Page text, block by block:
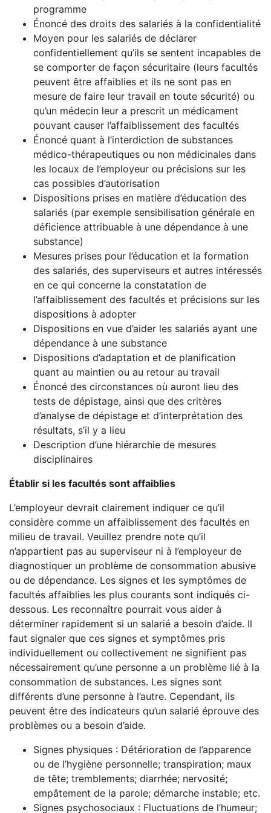
programme
Énoncé des droits des salariés à la confidentialité
Moyen pour les salariés de déclarer
confidentiellement qu’ils se sentent incapables de
se comporter de façon sécuritaire (leurs facultés
peuvent être affaiblies et ils ne sont pas en
mesure de faire leur travail en toute sécurité) ou
qu’un médecin leur a prescrit un médicament
pouvant causer l’affaiblissement des facultés
Énoncé quant à l’interdiction de substances
médico-thérapeutiques ou non médicinales dans
les locaux de l’employeur ou précisions sur les
cas possibles d’autorisation
Dispositions prises en matière d’éducation des
salariés (par exemple sensibilisation générale en
déficience attribuable à une dépendance à une
substance)
Mesures prises pour l’éducation et la formation
des salariés, des superviseurs et autres intéressés
en ce qui concerne la constatation de
l’affaiblissement des facultés et précisions sur les
dispositions à adopter
Dispositions en vue d’aider les salariés ayant une
dépendance à une substance
Dispositions d’adaptation et de planification
quant au maintien ou au retour au travail
Énoncé des circonstances où auront lieu des
tests de dépistage, ainsi que des critères
d’analyse de dépistage et d’interprétation des
résultats, s’il y a lieu
Description d’une hiérarchie de mesures
disciplinaires
Établir si les facultés sont affaiblies
L’employeur devrait clairement indiquer ce qu’il
considère comme un affaiblissement des facultés en
milieu de travail. Veuillez prendre note qu’il
n’appartient pas au superviseur ni à l’employeur de
diagnostiquer un problème de consommation abusive
ou de dépendance. Les signes et les symptômes de
facultés affaiblies les plus courants sont indiqués ci-
dessous. Les reconnaître pourrait vous aider à
déterminer rapidement si un salarié a besoin d’aide. Il
faut signaler que ces signes et symptômes pris
individuellement ou collectivement ne signifient pas
nécessairement qu’une personne a un problème lié à la
consommation de substances. Les signes sont
différents d’une personne à l’autre. Cependant, ils
peuvent être des indicateurs qu’un salarié éprouve des
problèmes ou a besoin d’aide.
Signes physiques : Détérioration de l’apparence
ou de l’hygiène personnelle; transpiration; maux
de tête; tremblements; diarrhée; nervosité;
empâtement de la parole; démarche instable; etc.
Signes psychosociaux : Fluctuations de l’humeur;